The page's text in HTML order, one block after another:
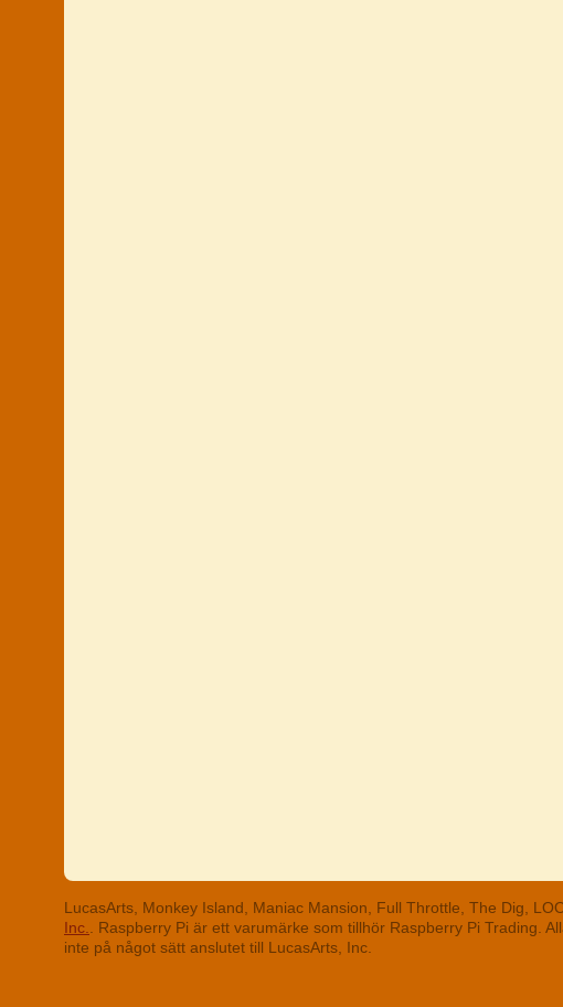
LucasArts, Monkey Island, Maniac Mansion, Full Throttle, The Dig,
Inc.
. Raspberry Pi är ett varumärke som tillhör Raspberry Pi Trading.
inte på något sätt anslutet till LucasArts, Inc.